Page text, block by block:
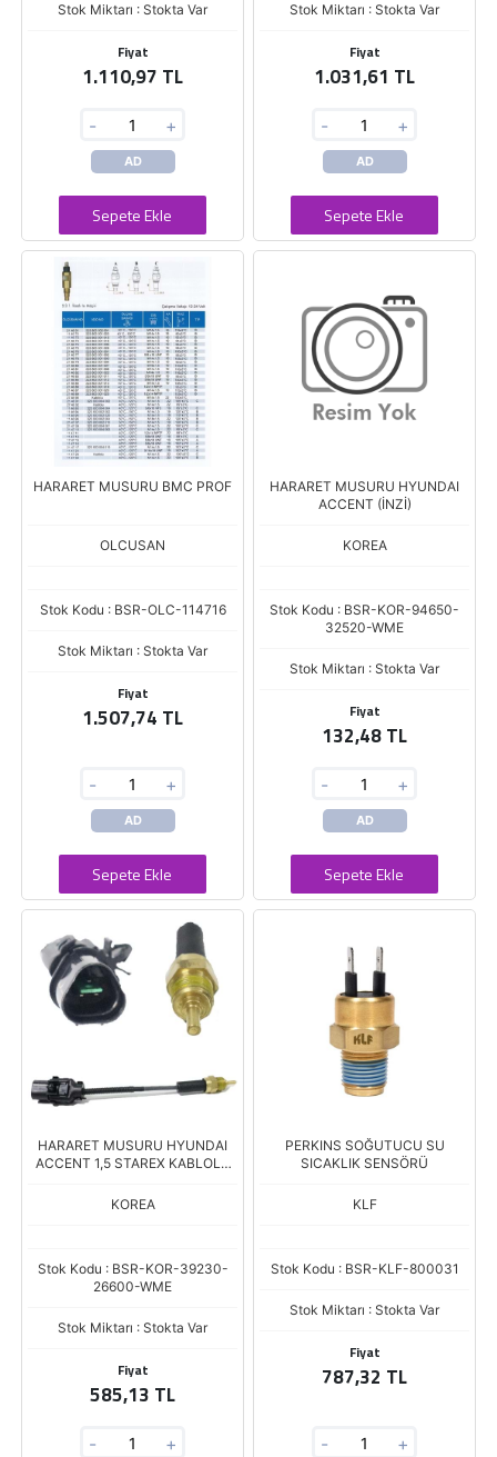
Stok Miktarı : Stokta Var
Fiyat
1.110,97 TL
- +
AD
Sepete Ekle
Stok Miktarı : Stokta Var
Fiyat
1.031,61 TL
- +
AD
Sepete Ekle
HARARET MUSURU BMC PROF
OLCUSAN
Stok Kodu : BSR-OLC-114716
Stok Miktarı : Stokta Var
Fiyat
1.507,74 TL
- +
AD
Sepete Ekle
HARARET MUSURU HYUNDAI
ACCENT (İNZİ)
KOREA
Stok Kodu : BSR-KOR-94650-
32520-WME
Stok Miktarı : Stokta Var
Fiyat
132,48 TL
- +
AD
Sepete Ekle
HARARET MUSURU HYUNDAI
ACCENT 1,5 STAREX KABLOLU
KOREA
Stok Kodu : BSR-KOR-39230-
26600-WME
Stok Miktarı : Stokta Var
Fiyat
585,13 TL
- +
PERKINS SOĞUTUCU SU
SICAKLIK SENSÖRÜ
KLF
Stok Kodu : BSR-KLF-800031
Stok Miktarı : Stokta Var
Fiyat
787,32 TL
- +